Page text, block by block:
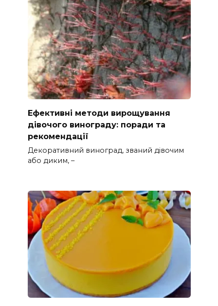
Ефективні методи вирощування
дівочого винограду: поради та
рекомендації
Декоративний виноград, званий дівочим
або диким, –